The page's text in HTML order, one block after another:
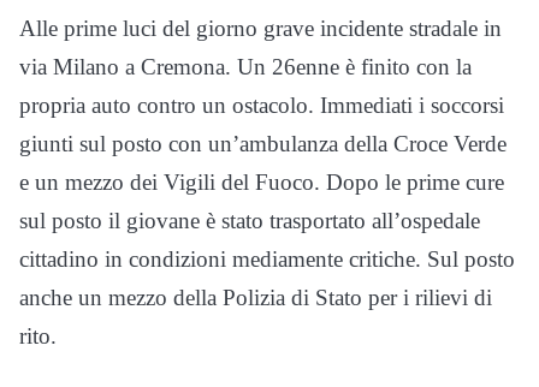
Alle prime luci del giorno grave incidente stradale in
via Milano a Cremona. Un 26enne è finito con la
propria auto contro un ostacolo. Immediati i soccorsi
giunti sul posto con un’ambulanza della Croce Verde
e un mezzo dei Vigili del Fuoco. Dopo le prime cure
sul posto il giovane è stato trasportato all’ospedale
cittadino in condizioni mediamente critiche. Sul posto
anche un mezzo della Polizia di Stato per i rilievi di
rito.